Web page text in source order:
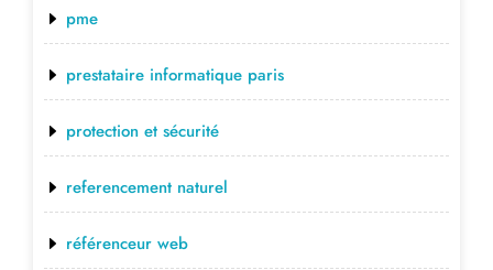
pme
prestataire informatique paris
protection et sécurité
referencement naturel
référenceur web